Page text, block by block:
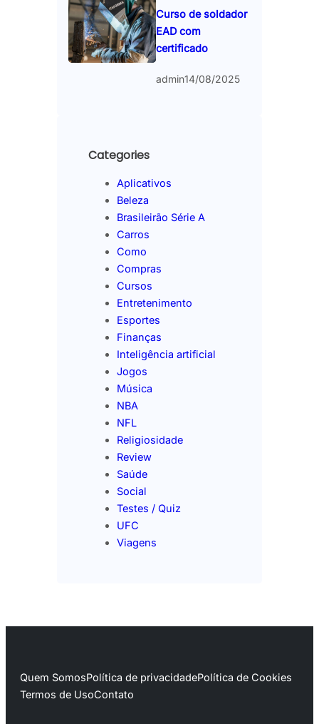
Curso de soldador
EAD com
certificado
admin14/08/2025
Categories
Aplicativos
Beleza
Brasileirão Série A
Carros
Como
Compras
Cursos
Entretenimento
Esportes
Finanças
Inteligência artificial
Jogos
Música
NBA
NFL
Religiosidade
Review
Saúde
Social
Testes / Quiz
UFC
Viagens
Quem SomosPolítica de privacidadePolítica de Cookies
Termos de UsoContato